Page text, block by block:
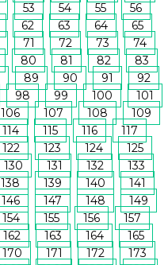
53 54 55
56
62 63 64
65
71 72 73
74
80 81 82
83
89 90 91
92
98 99 100
101
106 107 108
109
114 115 116
117
122 123 124
125
130 131 132
133
138 139 140
141
146 147 148
149
154 155 156
157
162 163 164
165
170 171 172
173